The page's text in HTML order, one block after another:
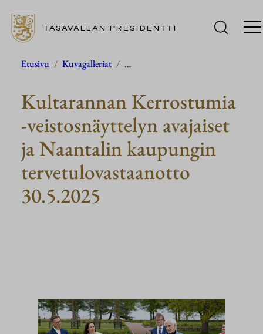
Siirry
TASAVALLAN PRESIDENTTI
Etusivu / Kuvagalleriat / …
Kultarannan Kerrostumia
-veistosnäyttelyn avajaiset
ja Naantalin kaupungin
tervetulovastaanotto
30.5.2025